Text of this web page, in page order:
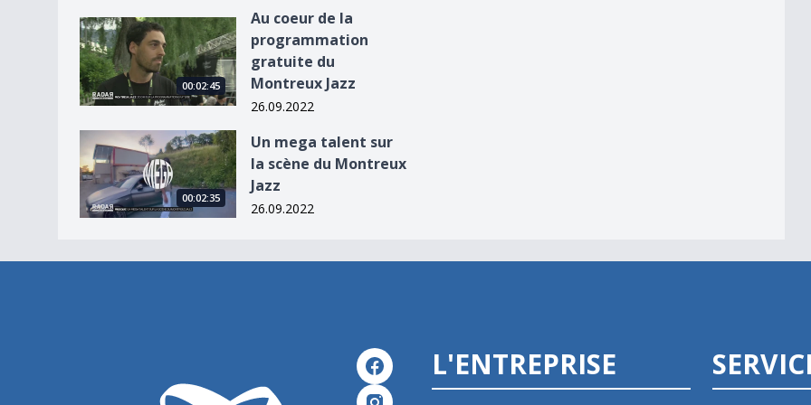
Au coeur de la programmation gratuite du Montreux Jazz
00:02:45
Au coeur de la
programmation
gratuite du
Montreux Jazz
26.09.2022
Un mega talent sur la scène du Montreux Jazz
00:02:35
Un mega talent sur
la scène du Montreux
Jazz
26.09.2022
L'ENTREPRISE